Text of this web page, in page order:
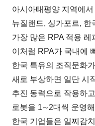
아시아태평양 지역에
뉴질랜드, 싱가포르, 한
가장 많은 RPA 적용
이처럼 RPA가 국내에
한국 특유의 조직문화
새로 부상하면 일단 시
추진 동력으로 작용하
로봇을 1∼2대씩 운영
한국 기업들은 일찌감